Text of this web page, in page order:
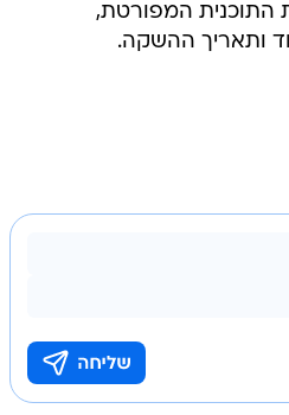
התוכנית המפורטת,
ותאריך ההשקה.